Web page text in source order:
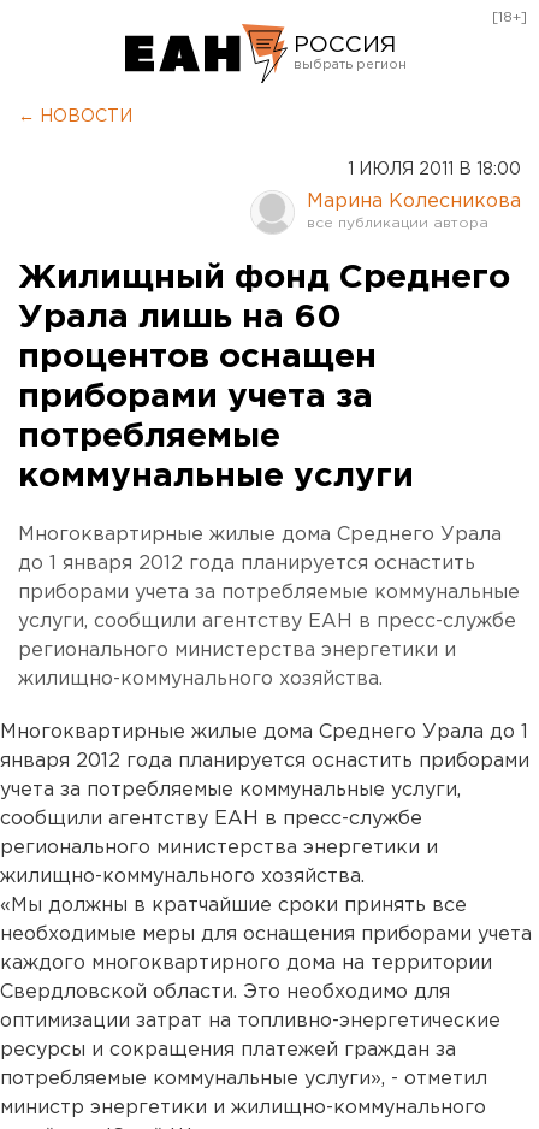
РОССИЯ
Оренбург
[18+]
← НОВОСТИ
1 ИЮЛЯ 2011 В 18:00
Марина Колесникова
Жилищный фонд Среднего
Урала лишь на 60
процентов оснащен
приборами учета за
потребляемые
коммунальные услуги
Многоквартирные жилые дома Среднего Урала
до 1 января 2012 года планируется оснастить
приборами учета за потребляемые коммунальные
услуги, сообщили агентству ЕАН в пресс-службе
регионального министерства энергетики и
жилищно-коммунального хозяйства.
Многоквартирные жилые дома Среднего Урала до 1
января 2012 года планируется оснастить приборами
учета за потребляемые коммунальные услуги,
сообщили агентству ЕАН в пресс-службе
регионального министерства энергетики и
жилищно-коммунального хозяйства.
«Мы должны в кратчайшие сроки принять все
необходимые меры для оснащения приборами учета
каждого многоквартирного дома на территории
Свердловской области. Это необходимо для
оптимизации затрат на топливно-энергетические
ресурсы и сокращения платежей граждан за
потребляемые коммунальные услуги», - отметил
министр энергетики и жилищно-коммунального